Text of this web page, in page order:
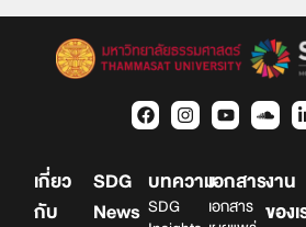
เกี่ยว
กับ
SDG
News
บทความ
SDG
เอกสาร
เอกสาร
งาน
ของ